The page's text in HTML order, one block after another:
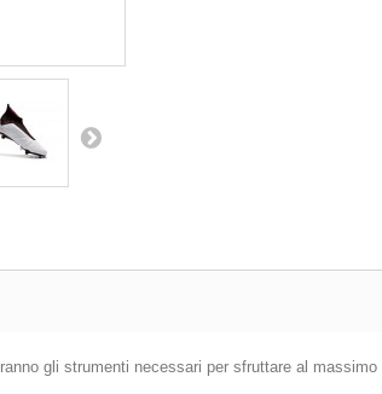
gli strumenti necessari per sfruttare al